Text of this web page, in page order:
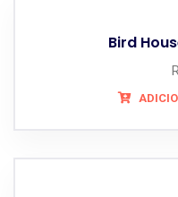
Bird